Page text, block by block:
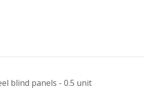
blind panels - 0.5 unit